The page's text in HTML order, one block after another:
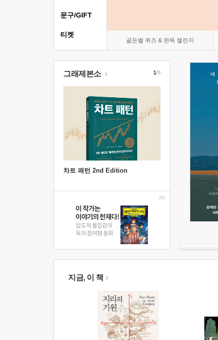
골든벨 퀴즈 & 완독 챌린지
문구/GIFT
티켓
그래제본소
차트 패턴 2nd Edition
1/5
지금, 이 책